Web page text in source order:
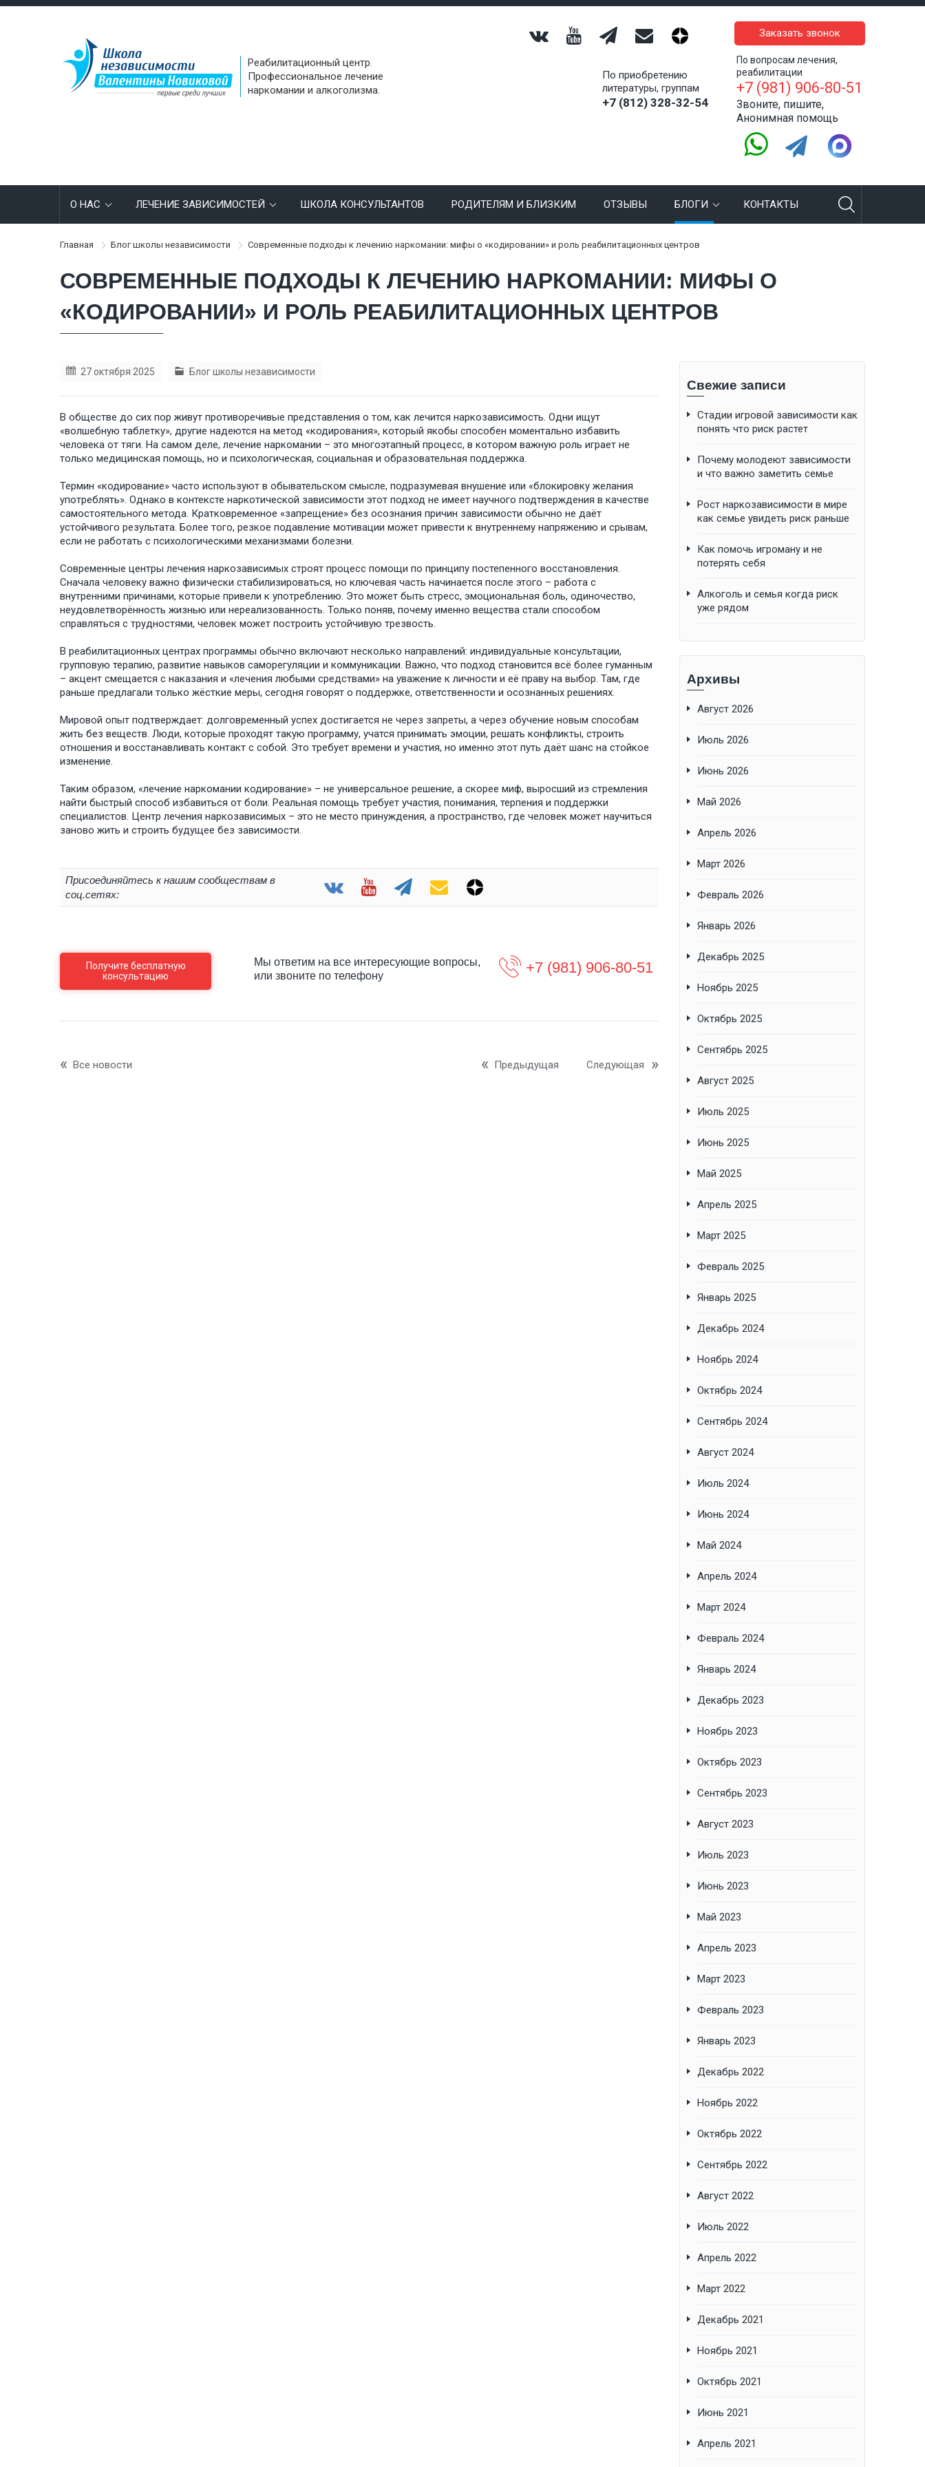
Реабилитационный центр.
Профессиональное лечение
наркомании и алкоголизма.
Заказать звонок
По приобретению
литературы, группам
+7 (812) 328-32-54
По вопросам лечения,
реабилитации
+7 (981) 906-80-51
Звоните, пишите,
Анонимная помощь
О НАС ЛЕЧЕНИЕ ЗАВИСИМОСТЕЙ ШКОЛА КОНСУЛЬТАНТОВ РОДИТЕЛЯМ И БЛИЗКИМ ОТЗЫВЫ БЛОГИ КОНТАКТЫ
Главная Блог школы независимости Современные подходы к лечению наркомании: мифы о «кодировании» и роль реабилитационных центров
СОВРЕМЕННЫЕ ПОДХОДЫ К ЛЕЧЕНИЮ НАРКОМАНИИ: МИФЫ О
«КОДИРОВАНИИ» И РОЛЬ РЕАБИЛИТАЦИОННЫХ ЦЕНТРОВ
27 октября 2025 Блог школы независимости
В обществе до сих пор живут противоречивые представления о том, как лечится наркозависимость. Одни ищут
«волшебную таблетку», другие надеются на метод «кодирования», который якобы способен моментально избавить
человека от тяги. На самом деле, лечение наркомании – это многоэтапный процесс, в котором важную роль играет не
только медицинская помощь, но и психологическая, социальная и образовательная поддержка.
Термин «кодирование» часто используют в обывательском смысле, подразумевая внушение или «блокировку желания
употреблять». Однако в контексте наркотической зависимости этот подход не имеет научного подтверждения в качестве
самостоятельного метода. Кратковременное «запрещение» без осознания причин зависимости обычно не даёт
устойчивого результата. Более того, резкое подавление мотивации может привести к внутреннему напряжению и срывам,
если не работать с психологическими механизмами болезни.
Современные центры лечения наркозависимых строят процесс помощи по принципу постепенного восстановления.
Сначала человеку важно физически стабилизироваться, но ключевая часть начинается после этого – работа с
внутренними причинами, которые привели к употреблению. Это может быть стресс, эмоциональная боль, одиночество,
неудовлетворённость жизнью или нереализованность. Только поняв, почему именно вещества стали способом
справляться с трудностями, человек может построить устойчивую трезвость.
В реабилитационных центрах программы обычно включают несколько направлений: индивидуальные консультации,
групповую терапию, развитие навыков саморегуляции и коммуникации. Важно, что подход становится всё более гуманным
– акцент смещается с наказания и «лечения любыми средствами» на уважение к личности и её праву на выбор. Там, где
раньше предлагали только жёсткие меры, сегодня говорят о поддержке, ответственности и осознанных решениях.
Мировой опыт подтверждает: долговременный успех достигается не через запреты, а через обучение новым способам
жить без веществ. Люди, которые проходят такую программу, учатся принимать эмоции, решать конфликты, строить
отношения и восстанавливать контакт с собой. Это требует времени и участия, но именно этот путь даёт шанс на стойкое
изменение.
Таким образом, «лечение наркомании кодирование» – не универсальное решение, а скорее миф, выросший из стремления
найти быстрый способ избавиться от боли. Реальная помощь требует участия, понимания, терпения и поддержки
специалистов. Центр лечения наркозависимых – это не место принуждения, а пространство, где человек может научиться
заново жить и строить будущее без зависимости.
Присоединяйтесь к нашим сообществам в
соц.сетях:
Получите бесплатную
консультацию
Мы ответим на все интересующие вопросы,
или звоните по телефону
+7 (981) 906-80-51
Все новости Предыдущая Следующая
Свежие записи
Стадии игровой зависимости как
понять что риск растет
Почему молодеют зависимости
и что важно заметить семье
Рост наркозависимости в мире
как семье увидеть риск раньше
Как помочь игроману и не
потерять себя
Алкоголь и семья когда риск
уже рядом
Архивы
Август 2026
Июль 2026
Июнь 2026
Май 2026
Апрель 2026
Март 2026
Февраль 2026
Январь 2026
Декабрь 2025
Ноябрь 2025
Октябрь 2025
Сентябрь 2025
Август 2025
Июль 2025
Июнь 2025
Май 2025
Апрель 2025
Март 2025
Февраль 2025
Январь 2025
Декабрь 2024
Ноябрь 2024
Октябрь 2024
Сентябрь 2024
Август 2024
Июль 2024
Июнь 2024
Май 2024
Апрель 2024
Март 2024
Февраль 2024
Январь 2024
Декабрь 2023
Ноябрь 2023
Октябрь 2023
Сентябрь 2023
Август 2023
Июль 2023
Июнь 2023
Май 2023
Апрель 2023
Март 2023
Февраль 2023
Январь 2023
Декабрь 2022
Ноябрь 2022
Октябрь 2022
Сентябрь 2022
Август 2022
Июль 2022
Апрель 2022
Март 2022
Декабрь 2021
Ноябрь 2021
Октябрь 2021
Июнь 2021
Апрель 2021